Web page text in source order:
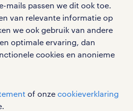
mails passen we dit ook toe.
van relevante informatie op
we ook gebruik van andere
optimale ervaring, dan
cookies en anonieme
of onze cookieverklaring
content omtrent
en inspiratie.